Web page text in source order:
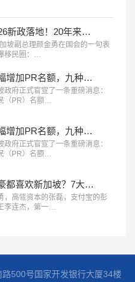
新加坡2026新政落地！20年来首次移民大放宽！
坡副总理颜金勇在国会的一句表
移民圈：…
新加坡大幅增加PR名额，九种移民方式全解析，看您适合哪种？
政府正式官宣了一条重磅消息：
（PR）名额…
新加坡大幅增加PR名额，九种移民方式全解析，看您适合哪种？
政府正式官宣了一条重磅消息：
（PR）名额…
为什么富豪都喜欢新加坡？7大移民途径分享！
，高瓴资本的张磊，支付宝的彭
李连杰，第一…
500号国家开发银行大厦34楼